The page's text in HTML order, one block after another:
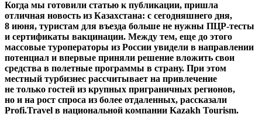
Когда мы готовили статью к публикации, пришла
отличная новость из Казахстана: с сегодняшнего дня,
8 июня, туристам для въезда больше не нужны ПЦР-тесты
и сертификаты вакцинации. Между тем, еще до этого
массовые туроператоры из России увидели в направлении
потенциал и впервые приняли решение вложить свои
средства в полетные программы в страну. При этом
местный турбизнес рассчитывает на привлечение
не только гостей из крупных приграничных регионов,
но и на рост спроса из более отдаленных, рассказали
Profi.Travel в национальной компании Kazakh Tourism.